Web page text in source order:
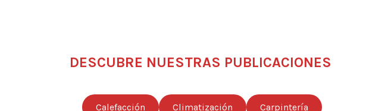
DESCUBRE NUESTRAS PUBLICACIONES
Calefacción Climatización Carpintería